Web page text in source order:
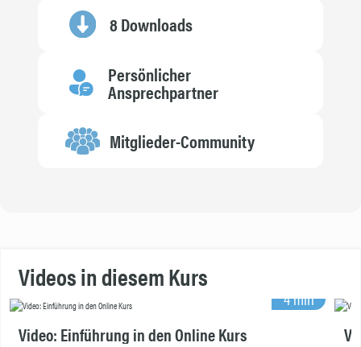
8 Downloads
Persönlicher
Ansprechpartner
Mitglieder-Community
Videos in diesem Kurs
4 min
Video: Einführung in den Online Kurs